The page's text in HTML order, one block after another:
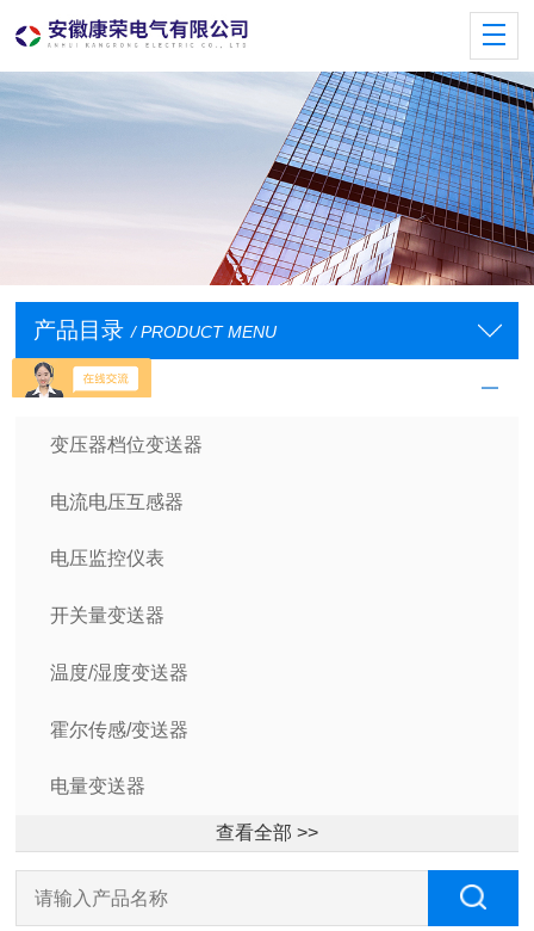
产品目录 / PRODUCT MENU
电量变送器
变压器档位变送器
电流电压互感器
电压监控仪表
开关量变送器
温度/湿度变送器
霍尔传感/变送器
电量变送器
查看全部 >>